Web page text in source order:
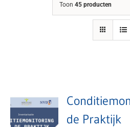
Toon 45 producten
de Praktijk